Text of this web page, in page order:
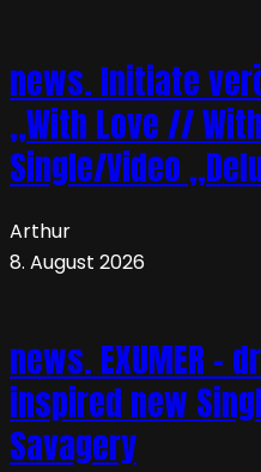
news. Initiate
„With Love //
Single/Video
Arthur
8. August 2026
news. EXUMER –
inspired new
Savagery